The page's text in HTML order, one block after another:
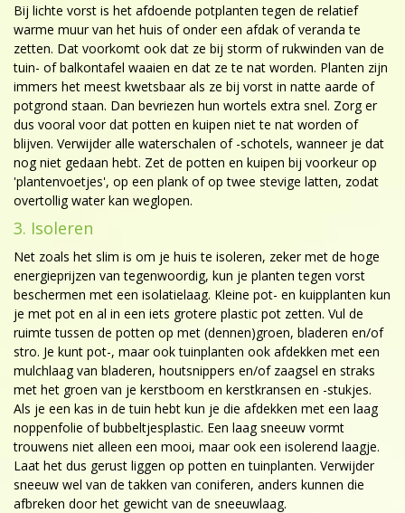
Bij lichte vorst is het afdoende potplanten tegen de relatief
warme muur van het huis of onder een afdak of veranda te
zetten. Dat voorkomt ook dat ze bij storm of rukwinden van de
tuin- of balkontafel waaien en dat ze te nat worden. Planten zijn
immers het meest kwetsbaar als ze bij vorst in natte aarde of
potgrond staan. Dan bevriezen hun wortels extra snel. Zorg er
dus vooral voor dat potten en kuipen niet te nat worden of
blijven. Verwijder alle waterschalen of -schotels, wanneer je dat
nog niet gedaan hebt. Zet de potten en kuipen bij voorkeur op
'plantenvoetjes', op een plank of op twee stevige latten, zodat
overtollig water kan weglopen.
3. Isoleren
Net zoals het slim is om je huis te isoleren, zeker met de hoge
energieprijzen van tegenwoordig, kun je planten tegen vorst
beschermen met een isolatielaag. Kleine pot- en kuipplanten kun
je met pot en al in een iets grotere plastic pot zetten. Vul de
ruimte tussen de potten op met (dennen)groen, bladeren en/of
stro. Je kunt pot-, maar ook tuinplanten ook afdekken met een
mulchlaag van bladeren, houtsnippers en/of zaagsel en straks
met het groen van je kerstboom en kerstkransen en -stukjes.
Als je een kas in de tuin hebt kun je die afdekken met een laag
noppenfolie of bubbeltjesplastic. Een laag sneeuw vormt
trouwens niet alleen een mooi, maar ook een isolerend laagje.
Laat het dus gerust liggen op potten en tuinplanten. Verwijder
sneeuw wel van de takken van coniferen, anders kunnen die
afbreken door het gewicht van de sneeuwlaag.